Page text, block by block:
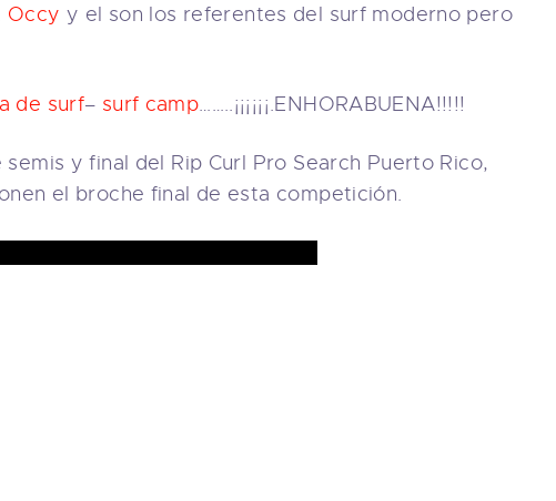
Occy y el son los referentes del surf moderno pero
de surf– surf camp……..¡¡¡¡¡¡.ENHORABUENA!!!!!
y final del Rip Curl Pro Search Puerto Rico,
el broche final de esta competición.